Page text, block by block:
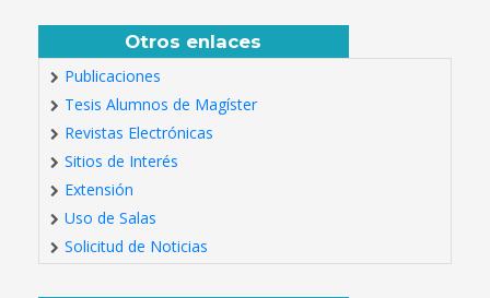
Otros enlaces
Publicaciones
Tesis Alumnos de Magíster
Revistas Electrónicas
Sitios de Interés
Extensión
Uso de Salas
Solicitud de Noticias